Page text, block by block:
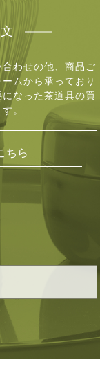
わせの他、商品ご
ムから承っており
になった茶道具の買
。
ちら